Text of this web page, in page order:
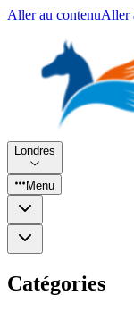
Aller au contenuAller
Londres
Menu
Catégories